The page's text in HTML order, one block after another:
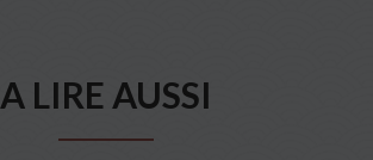
A LIRE AUSSI